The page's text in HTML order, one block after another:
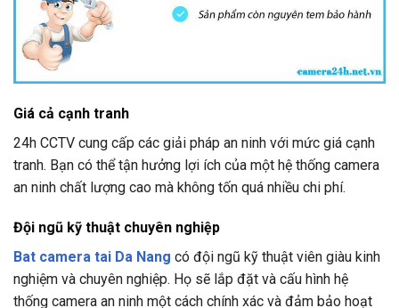
Giá cả cạnh tranh
24h CCTV cung cấp các giải pháp an ninh với mức giá cạnh
tranh. Bạn có thể tận hưởng lợi ích của một hệ thống camera
an ninh chất lượng cao mà không tốn quá nhiều chi phí.
Đội ngũ kỹ thuật chuyên nghiệp
Bat camera tai Da Nang có đội ngũ kỹ thuật viên giàu kinh
nghiệm và chuyên nghiệp. Họ sẽ lắp đặt và cấu hình hệ
thống camera an ninh một cách chính xác và đảm bảo hoạt